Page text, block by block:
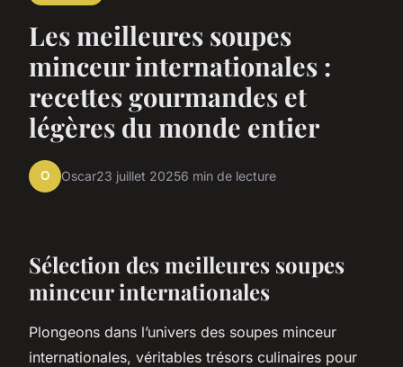
Les meilleures soupes
minceur internationales :
recettes gourmandes et
légères du monde entier
O Oscar23 juillet 20256 min de lecture
Sélection des meilleures soupes
minceur internationales
Plongeons dans l’univers des soupes minceur
internationales, véritables trésors culinaires pour